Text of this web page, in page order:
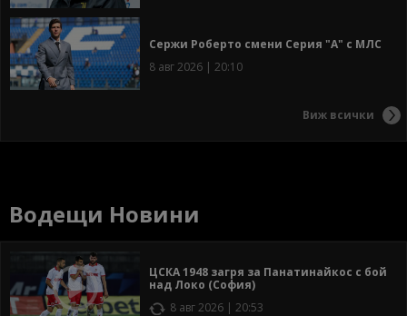
Сержи Роберто смени Серия "А" с МЛС
8 авг 2026 | 20:10
Виж всички
Водещи Новини
ЦСКА 1948 загря за Панатинайкос с бой
над Локо (София)
8 авг 2026 | 20:53